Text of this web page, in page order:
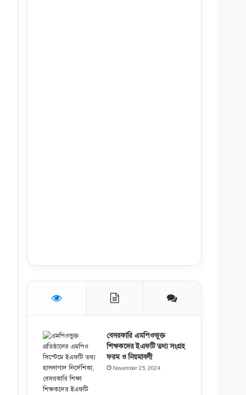
বেসরকারি এমপিওভুক্ত
শিক্ষকদের ইএফটি তথ্য সংগ্রহ
ফরম ও নিয়মাবলী
November 25, 2024